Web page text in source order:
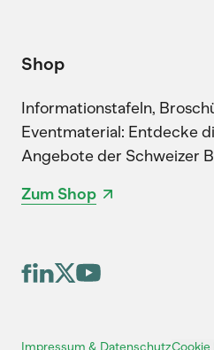
Shop
Informationstafeln,
Eventmaterial: Entdecke
Angebote der Schweizer
Zum Shop
Cookie